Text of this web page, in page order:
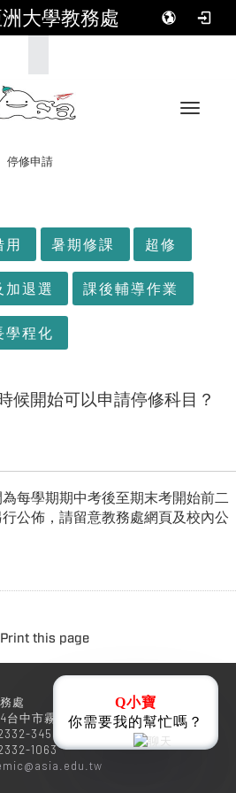
大學教務處
Toggle
停修申請
用 暑期修課 超修
加退選 課後輔導作業
學程化
候開始可以申請停修科目？
每學期期中考後至期末考開始前二
公佈，請留意教務處網頁及校內公
Print this page
大學教務處
台中市霧峰區柳豐路500號
3456
1063
Q小寶
你需要我的幫忙嗎？